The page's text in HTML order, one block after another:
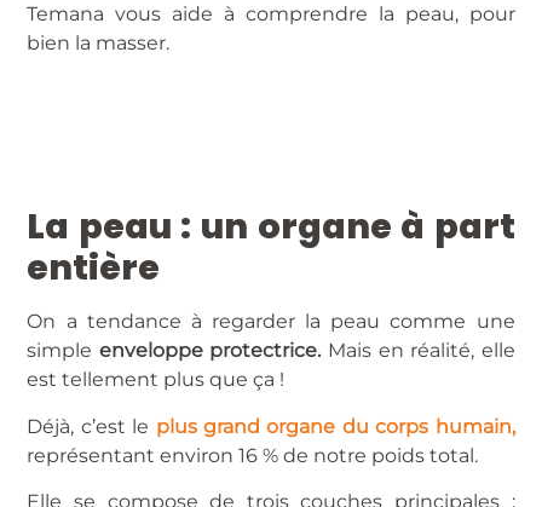
Temana vous aide à comprendre la peau, pour
bien la masser.
La peau : un organe à part
entière
On a tendance à regarder la peau comme une
simple enveloppe protectrice. Mais en réalité, elle
est tellement plus que ça !
Déjà, c’est le plus grand organe du corps humain,
représentant environ 16 % de notre poids total.
Elle se compose de trois couches principales :